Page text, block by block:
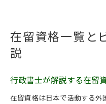
在留資格一覧と
説
行政書士が解説する在留
在留資格は日本で活動する外